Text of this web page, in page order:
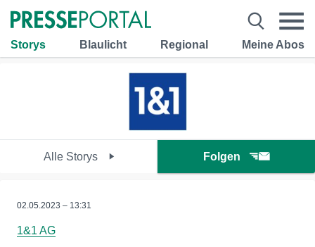
Storys Blaulicht Regional Meine Abos
Alle Storys Folgen
02.05.2023 – 13:31
1&1 AG